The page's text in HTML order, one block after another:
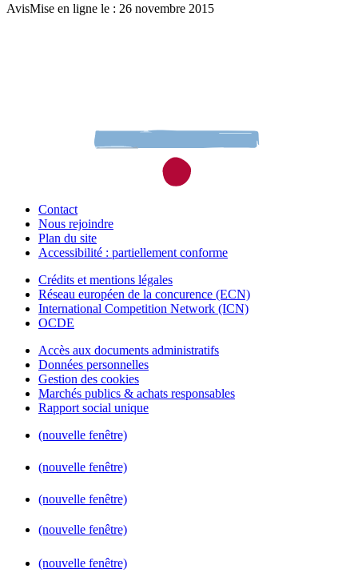
AvisMise en ligne le : 26 novembre 2015
Contact
Nous rejoindre
Plan du site
Accessibilité : partiellement conforme
Crédits et mentions légales
Réseau européen de la concurence (ECN)
International Competition Network (ICN)
OCDE
Accès aux documents administratifs
Données personnelles
Gestion des cookies
Marchés publics & achats responsables
Rapport social unique
(nouvelle fenêtre)
(nouvelle fenêtre)
(nouvelle fenêtre)
(nouvelle fenêtre)
(nouvelle fenêtre)